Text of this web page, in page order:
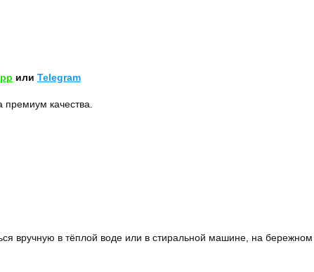
или Telegram
качества.
вручную в тёплой воде или в стиральной машине, на